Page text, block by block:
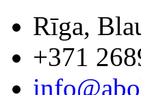
Rīga,
+371